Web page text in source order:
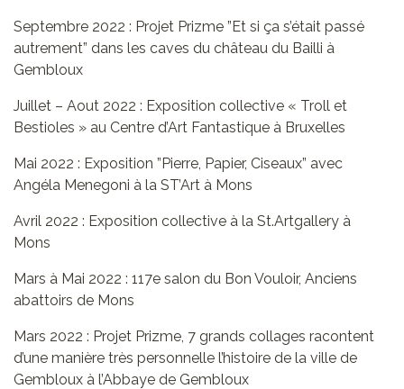
Septembre 2022 : Projet Prizme ”Et si ça s’était passé
autrement” dans les caves du château du Bailli à
Gembloux
Juillet – Aout 2022 : Exposition collective « Troll et
Bestioles » au Centre d’Art Fantastique à Bruxelles
Mai 2022 : Exposition ”Pierre, Papier, Ciseaux” avec
Angéla Menegoni à la ST’Art à Mons
Avril 2022 : Exposition collective à la St.Artgallery à
Mons
Mars à Mai 2022 : 117e salon du Bon Vouloir, Anciens
abattoirs de Mons
Mars 2022 : Projet Prizme, 7 grands collages racontent
d’une manière très personnelle l’histoire de la ville de
Gembloux à l’Abbaye de Gembloux